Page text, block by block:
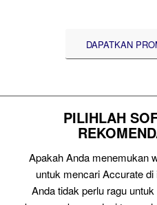
DAPATKAN
PILIHLAH
Apakah Anda menemukan
untuk mencari Accurate
Anda tidak perlu ragu